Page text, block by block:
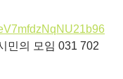
민의 모임 031 702